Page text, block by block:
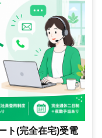
ト(完全在宅)受電